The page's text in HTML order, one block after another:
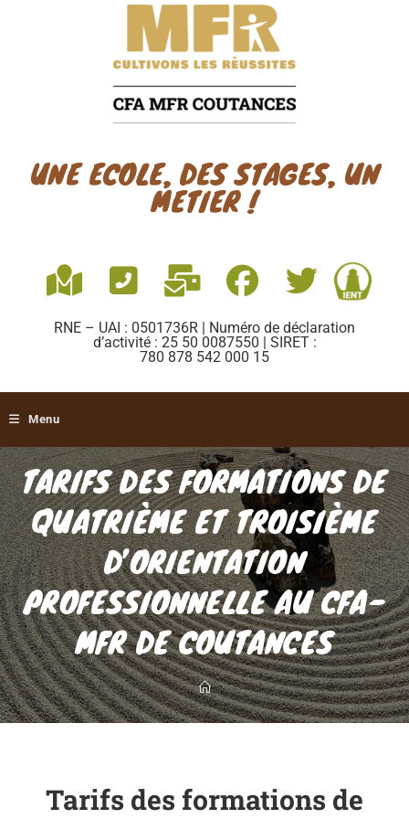
UNE ECOLE, DES STAGES, UN
METIER !
RNE – UAI : 0501736R | Numéro de déclaration
d’activité : 25 50 0087550 | SIRET :
780 878 542 000 15
Menu
TARIFS DES FORMATIONS DE
QUATRIÈME ET TROISIÈME
D’ORIENTATION
PROFESSIONNELLE AU CFA-
MFR DE COUTANCES
Tarifs des formations de